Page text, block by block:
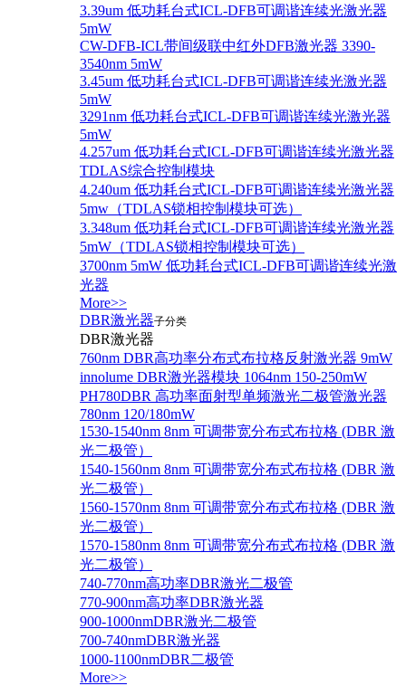
3.39um 低功耗台式ICL-DFB可调谐连续光激光器
5mW
CW-DFB-ICL带间级联中红外DFB激光器 3390-
3540nm 5mW
3.45um 低功耗台式ICL-DFB可调谐连续光激光器
5mW
3291nm 低功耗台式ICL-DFB可调谐连续光激光器
5mW
4.257um 低功耗台式ICL-DFB可调谐连续光激光器
TDLAS综合控制模块
4.240um 低功耗台式ICL-DFB可调谐连续光激光器
5mw（TDLAS锁相控制模块可选）
3.348um 低功耗台式ICL-DFB可调谐连续光激光器
5mW（TDLAS锁相控制模块可选）
3700nm 5mW 低功耗台式ICL-DFB可调谐连续光激
光器
More>>
DBR激光器子分类
DBR激光器
760nm DBR高功率分布式布拉格反射激光器 9mW
innolume DBR激光器模块 1064nm 150-250mW
PH780DBR 高功率面射型单频激光二极管激光器
780nm 120/180mW
1530-1540nm 8nm 可调带宽分布式布拉格 (DBR 激
光二极管）
1540-1560nm 8nm 可调带宽分布式布拉格 (DBR 激
光二极管）
1560-1570nm 8nm 可调带宽分布式布拉格 (DBR 激
光二极管）
1570-1580nm 8nm 可调带宽分布式布拉格 (DBR 激
光二极管）
740-770nm高功率DBR激光二极管
770-900nm高功率DBR激光器
900-1000nmDBR激光二极管
700-740nmDBR激光器
1000-1100nmDBR二极管
More>>